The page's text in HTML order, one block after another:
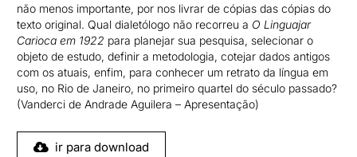
não menos importante, por nos livrar de cópias das cópias do
texto original. Qual dialetólogo não recorreu a O Linguajar
Carioca em 1922 para planejar sua pesquisa, selecionar o
objeto de estudo, definir a metodologia, cotejar dados antigos
com os atuais, enfim, para conhecer um retrato da língua em
uso, no Rio de Janeiro, no primeiro quartel do século passado?
(Vanderci de Andrade Aguilera – Apresentação)
ir para download